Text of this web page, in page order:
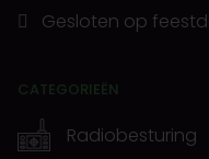
Gesloten op
CATEGORIEËN
Radiobesturing